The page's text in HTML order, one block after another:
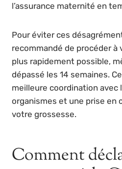
l’assurance maternité en
Pour éviter ces
recommandé de procéder à
plus rapidement possible,
dépassé les 14 semaines.
meilleure coordination avec
organismes et une prise en
votre grossesse.
Comment